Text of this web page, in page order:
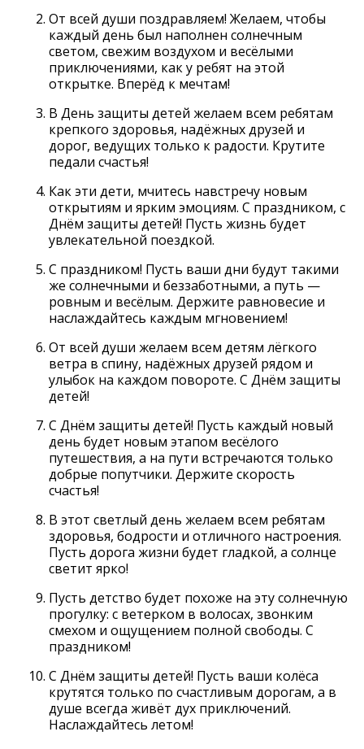
От всей души поздравляем! Желаем, чтобы
каждый день был наполнен солнечным
светом, свежим воздухом и весёлыми
приключениями, как у ребят на этой
открытке. Вперёд к мечтам!
В День защиты детей желаем всем ребятам
крепкого здоровья, надёжных друзей и
дорог, ведущих только к радости. Крутите
педали счастья!
Как эти дети, мчитесь навстречу новым
открытиям и ярким эмоциям. С праздником, с
Днём защиты детей! Пусть жизнь будет
увлекательной поездкой.
С праздником! Пусть ваши дни будут такими
же солнечными и беззаботными, а путь —
ровным и весёлым. Держите равновесие и
наслаждайтесь каждым мгновением!
От всей души желаем всем детям лёгкого
ветра в спину, надёжных друзей рядом и
улыбок на каждом повороте. С Днём защиты
детей!
С Днём защиты детей! Пусть каждый новый
день будет новым этапом весёлого
путешествия, а на пути встречаются только
добрые попутчики. Держите скорость
счастья!
В этот светлый день желаем всем ребятам
здоровья, бодрости и отличного настроения.
Пусть дорога жизни будет гладкой, а солнце
светит ярко!
Пусть детство будет похоже на эту солнечную
прогулку: с ветерком в волосах, звонким
смехом и ощущением полной свободы. С
праздником!
С Днём защиты детей! Пусть ваши колёса
крутятся только по счастливым дорогам, а в
душе всегда живёт дух приключений.
Наслаждайтесь летом!